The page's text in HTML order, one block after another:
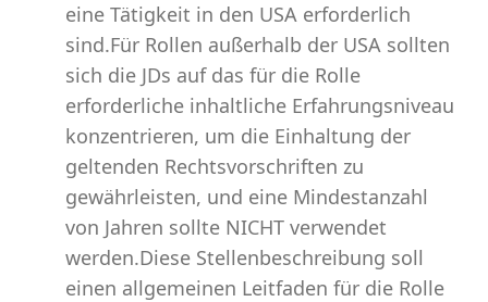
eine Tätigkeit in den USA erforderlich
sind.Für Rollen außerhalb der USA sollten
sich die JDs auf das für die Rolle
erforderliche inhaltliche Erfahrungsniveau
konzentrieren, um die Einhaltung der
geltenden Rechtsvorschriften zu
gewährleisten, und eine Mindestanzahl
von Jahren sollte NICHT verwendet
werden.Diese Stellenbeschreibung soll
einen allgemeinen Leitfaden für die Rolle